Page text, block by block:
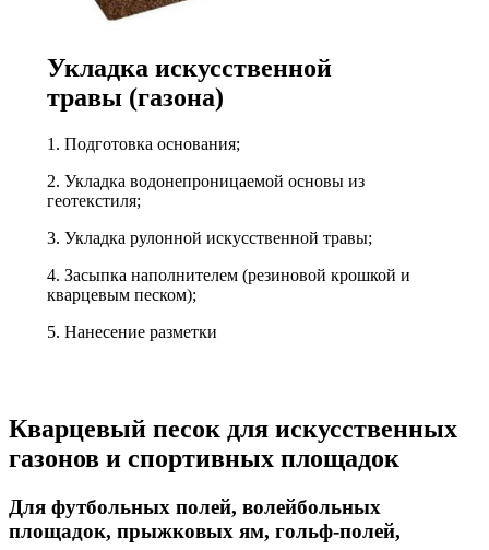
Укладка искусственной
травы (газона)
1. Подготовка основания;
2. Укладка водонепроницаемой основы из
геотекстиля;
3. Укладка рулонной искусственной травы;
4. Засыпка наполнителем (резиновой крошкой и
кварцевым песком);
5. Нанесение разметки
Кварцевый песок для искусственных
газонов и спортивных площадок
Для футбольных полей, волейбольных
площадок, прыжковых ям, гольф-полей,